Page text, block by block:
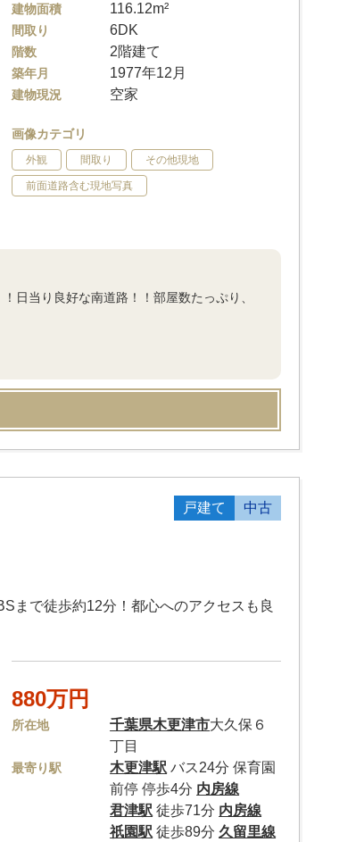
建物面積 116.12m²
間取り 6DK
階数 2階建て
築年月 1977年12月
建物現況 空家
画像カテゴリ
外観 間取り その他現地
前面道路含む現地写真
日当り良好な南道路！！部屋数たっぷり、
戸建て 中古
まで徒歩約12分！都心へのアクセスも良
880万円
所在地 千葉県木更津市大久保６
丁目
最寄り駅 木更津駅 バス24分 保育園
前停 停歩4分 内房線
君津駅 徒歩71分 内房線
祇園駅 徒歩89分久留里線